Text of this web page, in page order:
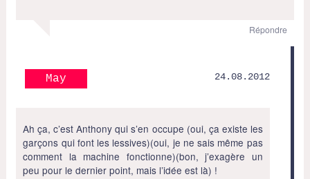
Répondre
May 24.08.2012
Ah ça, c’est Anthony qui s’en occupe (oui, ça existe les
garçons qui font les lessives)(oui, je ne sais même pas
comment la machine fonctionne)(bon, j’exagère un
peu pour le dernier point, mais l’idée est là) !